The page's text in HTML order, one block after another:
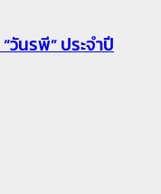
วันรพี” ประจำปี